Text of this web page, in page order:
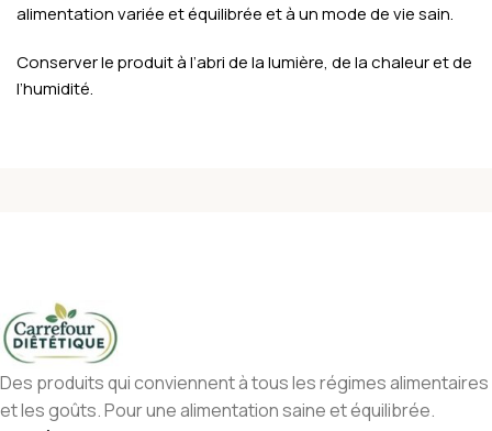
alimentation variée et équilibrée et à un mode de vie sain.
Conserver le produit à l’abri de la lumière, de la chaleur et de
l’humidité.
Des produits qui conviennent à tous les régimes alimentaires
et les goûts. Pour une alimentation saine et équilibrée.